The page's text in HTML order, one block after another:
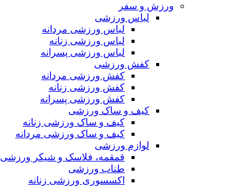
ورزش و سفر
لباس ورزشی
لباس ورزشی مردانه
لباس ورزشی زنانه
لباس ورزشی پسرانه
کفش ورزشی
کفش ورزشی مردانه
کفش ورزشی زنانه
کفش ورزشی پسرانه
کیف و ساک ورزشی
کیف و ساک ورزشی زنانه
کیف و ساک ورزشی مردانه
لوازم ورزشی
قمقمه، فلاسک و شیکر ورزشی
طناب ورزشی
اکسسوری ورزشی زنانه